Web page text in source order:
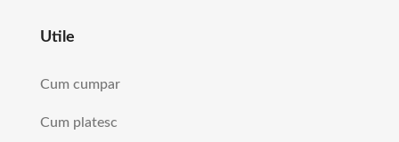
Utile
Cum cumpar
Cum platesc